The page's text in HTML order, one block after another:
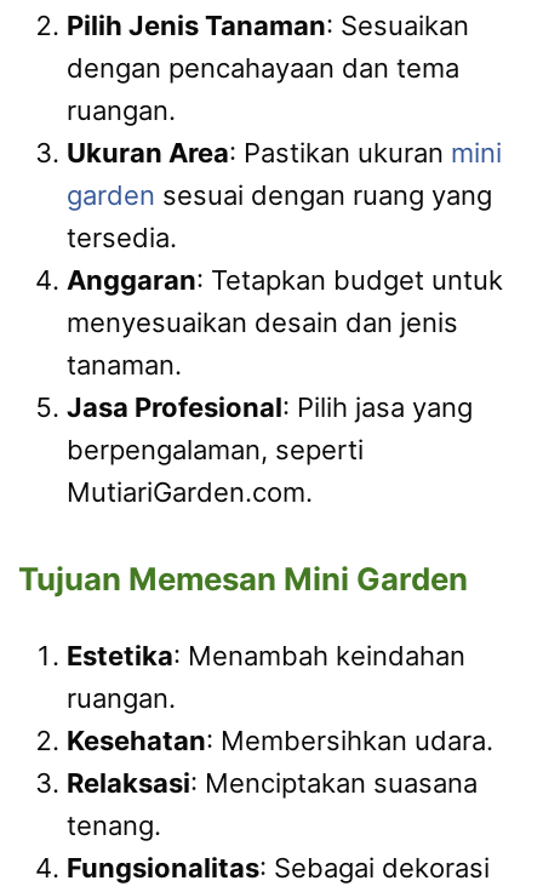
Pilih Jenis Tanaman: Sesuaikan
dengan pencahayaan dan tema
ruangan.
Ukuran Area: Pastikan ukuran mini
garden sesuai dengan ruang yang
tersedia.
Anggaran: Tetapkan budget untuk
menyesuaikan desain dan jenis
tanaman.
Jasa Profesional: Pilih jasa yang
berpengalaman, seperti
MutiariGarden.com.
Tujuan Memesan Mini Garden
Estetika: Menambah keindahan
ruangan.
Kesehatan: Membersihkan udara.
Relaksasi: Menciptakan suasana
tenang.
Fungsionalitas: Sebagai dekorasi